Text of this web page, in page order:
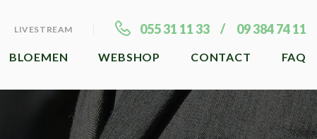
LIVESTREAM 055 31 11 33 09 384 74 11
BLOEMEN WEBSHOP CONTACT FAQ